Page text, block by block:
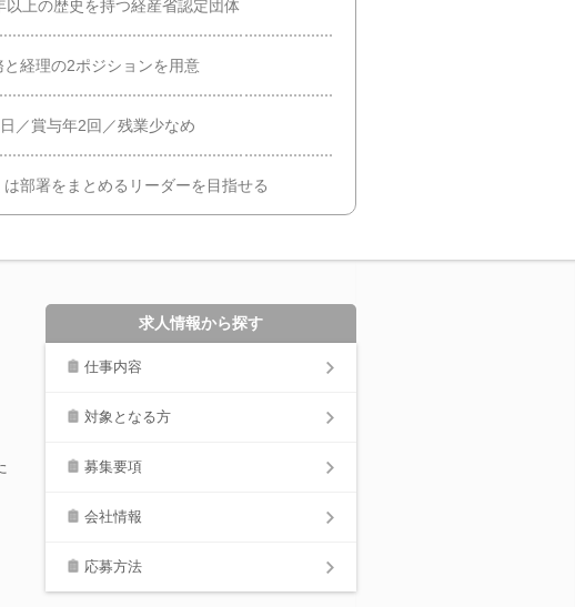
以上の歴史を持つ経産省認定団体
と経理の2ポジションを用意
／賞与年2回／残業少なめ
は部署をまとめるリーダーを目指せる
求人情報から探す
仕事内容
対象となる方
募集要項
会社情報
応募方法